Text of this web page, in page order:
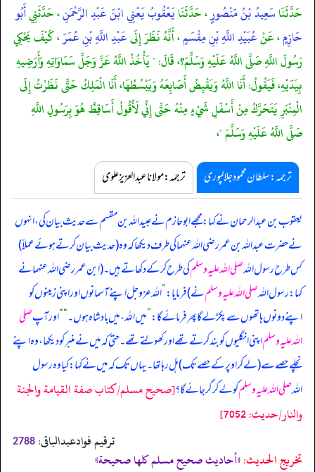
حَدَّثَنَاسَعِيدُ بْنُ مَنْصُورٍ، حَدَّثَنَايَعْقُوبُ يَعْنِي ابْنَ عَبْدِ الرَّحْمَنِ، حَدَّثَنِيأَبُو
حَازِمٍ، عَنْعُبَيْدِ اللَّهِ بْنِ مِقْسَمٍ، أَنَّهُ نَظَرَ إِلَىعَبْدِ اللَّهِ بْنِ عُمَرَ، كَيْفَ يَحْكِي
رَسُولَ اللَّهِ صَلَّى اللَّهُ عَلَيْهِ وَسَلَّمَ؟، قَالَ: " يَأْخُذُ اللَّهُ عَزَّ وَجَلَّ سَمَاوَاتِهِ وَأَرَضِيهِ
بِيَدَيْهِ، فَيَقُولُ: أَنَا اللَّهُ وَيَقْبِضُ أَصَابِعَهُ وَيَبْسُطُهَا، أَنَا الْمَلِكُ حَتَّى نَظَرْتُ إِلَى
الْمِنْبَرِ يَتَحَرَّكُ مِنْ أَسْفَلِ شَيْءٍ مِنْهُ حَتَّى إِنِّي لَأَقُولُ أَسَاقِطٌ هُوَ بِرَسُولِ اللَّهِ
صَلَّى اللَّهُ عَلَيْهِ وَسَلَّمَ "،
ترجمہ:سلطان محمود جلالپوری ترجمہ:مولانا عبدالعزیز علوی
یعقوب بن عبدالرحمان نے کہا: مجھے ابوحازم نے عبیداللہ بن مقسم سے حدیث بیان کی، انہوں
نے حضرت عبداللہ بن عمر رضی اللہ عنہما کی طرف دیکھا کہ وہ (حدیث بیان کرتے ہوئے عملاً)
کس طرح رسول اللہصلی اللہ علیہ وسلمکی طرح کر کے دکھاتے ہیں۔ (ابن عمر رضی اللہ عنہما نے
کہا: رسول اللہصلی اللہ علیہ وسلمنے) فرمایا:”اللہ عزوجل اپنے آسمانوں اور اپنی زمینوں کو
اپنے دونوں ہاتھوں سے پکڑ لے گا پھر فرمائے گا:”میں اللہ، میں بادشاہ ہوں۔“
“اور آپصلی
اللہ علیہ وسلماپنی انگلیوں کو بند کرتے تھے اور کھولتے تھے۔ حتیٰ کہ میں نے منبر کو دیکھا، وہ اپنے
نچلے حصے سے (لے کر اوپر کے حصے تک) ہل رہا تھا۔ یہاں تک کہ میں نے کہا: کیا وہ رسول
اللہصلی اللہ علیہ وسلمکو لے کر گر جائے گا؟[صحيح مسلم/كتاب صفة القيامة والجنة
والنار/حدیث: 7052]
ترقیم فوادعبدالباقی: 2788
تخریج الحدیث:«أحاديث صحيح مسلم كلها صحيحة»